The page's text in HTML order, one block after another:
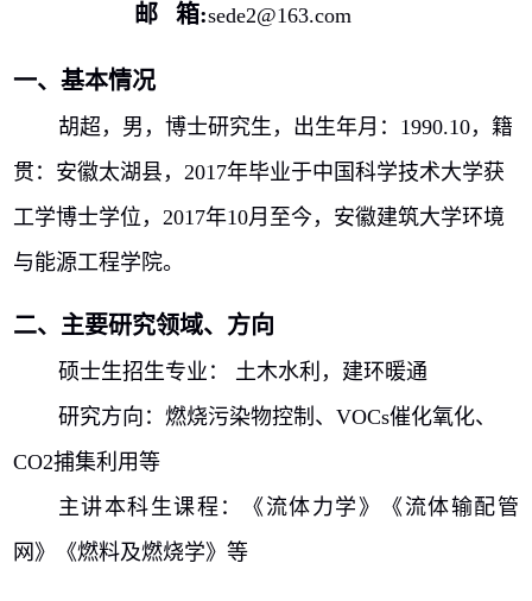
邮 箱:sede2@163.com
一、基本情况
胡超，男，博士研究生，出生年月： 1990.10，籍
贯：安徽太湖县，2017年毕业于中国科学技术大学获
工学博士学位，2017年10月至今，安徽建筑大学环境
与能源工程学院。
二、主要研究领域、方向
硕士生招生专业： 土木水利，建环暖通
研究方向：燃烧污染物控制、 VOCs催化氧化、
CO2捕集利用等
主讲本科生课程：《流体力学》《流体输配管
网》《燃料及燃烧学》等